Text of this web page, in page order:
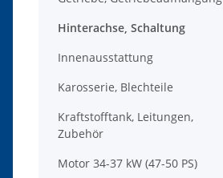
Hinterachse, Schaltung
Innenausstattung
Karosserie, Blechteile
Kraftstofftank, Leitungen,
Zubehör
Motor 34-37 kW (47-50 PS)